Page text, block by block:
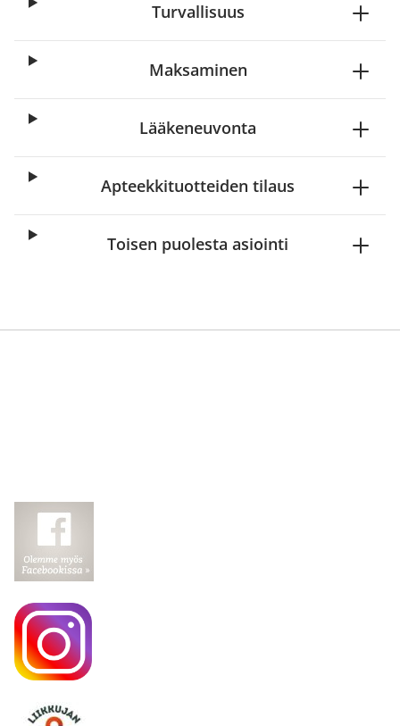
Turvallisuus
Maksaminen
Lääkeneuvonta
Apteekkituotteiden tilaus
Toisen puolesta asiointi